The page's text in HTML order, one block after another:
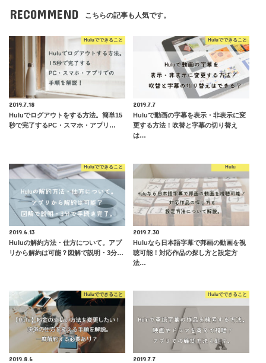
RECOMMEND こちらの記事も人気です。
Huluでできること
2019.7.18
Huluでログアウトをする方法。簡単15
秒で完了するPC・スマホ・アプリ…
Huluでできること
2019.7.7
Huluで動画の字幕を表示・非表示に変
更する方法！吹替と字幕の切り替え
は…
Huluでできること
2019.6.13
Huluの解約方法・仕方について。アプ
リから解約は可能？図解で説明・3分…
Hulu
2019.7.30
Huluなら日本語字幕で邦画の動画を視
聴可能！対応作品の探し方と設定方
法…
Huluでできること
2019.8.6
Huluでできること
2019.7.7